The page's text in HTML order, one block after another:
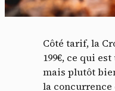
Côté tarif, la
199€, ce qui
mais plutôt
la concurrence